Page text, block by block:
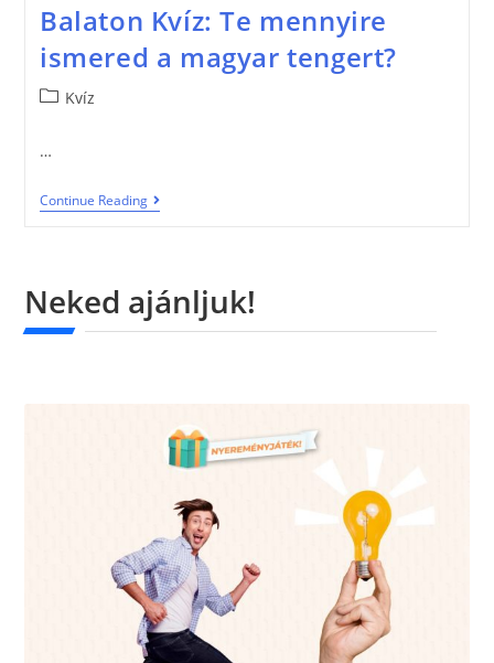
Balaton Kvíz: Te mennyire
ismered a magyar tengert?
Kvíz
…
Continue Reading
Neked ajánljuk!